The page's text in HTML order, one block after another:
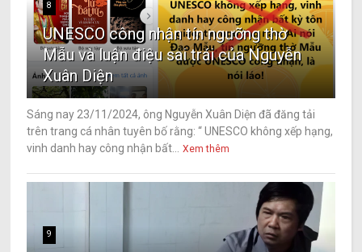
8
UNESCO công nhận tín ngưỡng thờ
Mẫu và luận điệu sai trái của Nguyễn
Xuân Diện
Sáng nay 23/11/2024, ông Nguyễn Xuân Diện đã đăng tải
trên trang cá nhân tuyên bố rằng: “ UNESCO không xếp hạng,
vinh danh hay công nhận bất...
Xem thêm
9